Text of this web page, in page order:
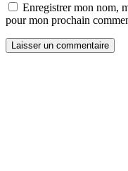
Enregistrer mon nom,
pour mon prochain